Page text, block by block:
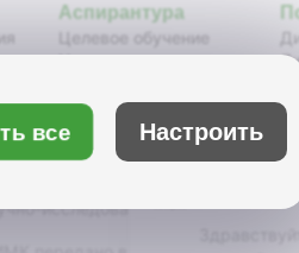
Аспирантура
Целевое обучение
Новости аспирантуры
Портфолио аспирантов
Расписание
Учебно-методическое
обеспечение
исследовательский институт
все Настроить